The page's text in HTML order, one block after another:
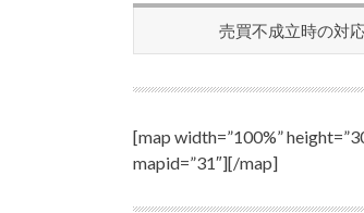
売買不成立時の対
[map width=”100%”
mapid=”31″][/map]